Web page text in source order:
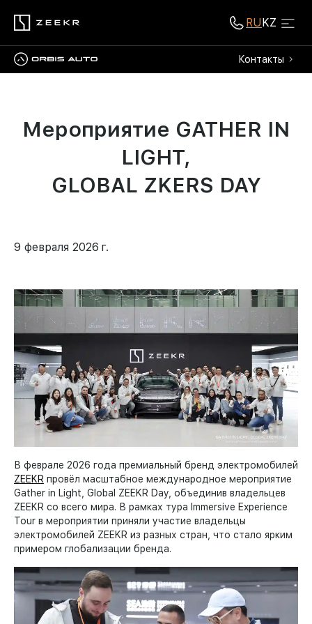
RUKZ
Контакты
Мероприятие GATHER IN
LIGHT,
GLOBAL ZKERS DAY
9 февраля 2026 г.
В феврале 2026 года премиальный бренд электромобилей
ZEEKR провёл масштабное международное мероприятие
Gather in Light, Global ZEEKR Day, объединив владельцев
ZEEKR со всего мира. В рамках тура Immersive Experience
Tour в мероприятии приняли участие владельцы
электромобилей ZEEKR из разных стран, что стало ярким
примером глобализации бренда.